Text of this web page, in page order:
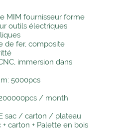
MIM fournisseur forme
outils électriques
de fer, composite
immersion dans
5000pcs
/ month
sac / carton / plateau
carton + Palette en bois